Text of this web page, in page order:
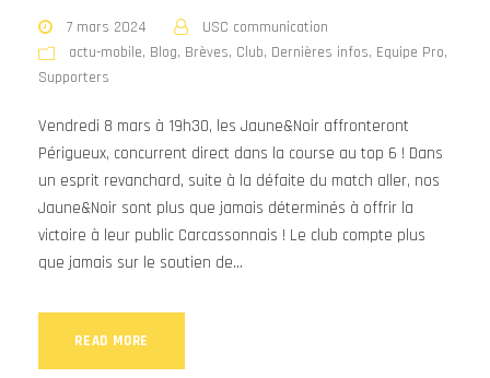
7 mars 2024
USC communication
actu-mobile, Blog, Brèves, Club, Dernières infos, Equipe Pro,
Supporters
Vendredi 8 mars à 19h30, les Jaune&Noir affronteront
Périgueux, concurrent direct dans la course au top 6 ! Dans
un esprit revanchard, suite à la défaite du match aller, nos
Jaune&Noir sont plus que jamais déterminés à offrir la
victoire à leur public Carcassonnais ! Le club compte plus
que jamais sur le soutien de...
READ MORE